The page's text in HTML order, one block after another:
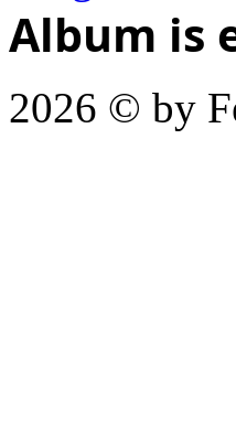
Album is
2026 © by